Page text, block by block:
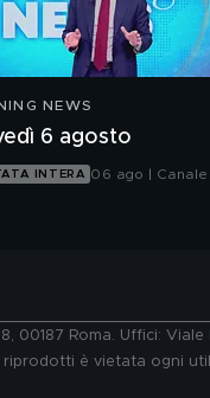
NEWS
6 agosto
INTERA 06 ago | Canale
00187 Roma. Uffici:
è vietata ogni